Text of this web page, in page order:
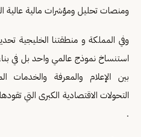
ومنصات تحليل ومؤشرات مالية عالية
وفي المملكة و منطقتنا الخليجية
استنساخ نموذج عالمي واحد بل في
بين الإعلام والمعرفة والخدمات
.